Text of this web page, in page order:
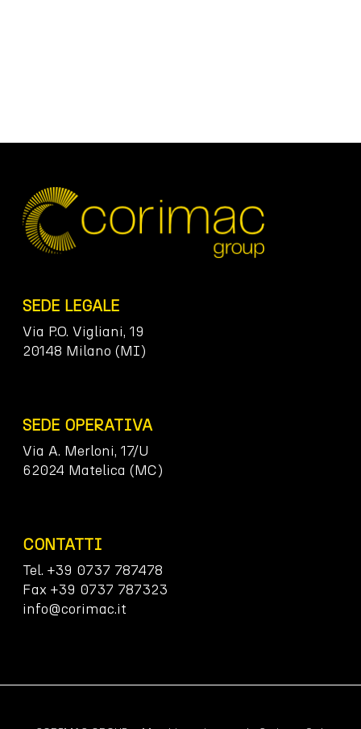
SEDE LEGALE
Via P.O. Vigliani, 19
20148 Milano (MI)
SEDE OPERATIVA
Via A. Merloni, 17/U
62024 Matelica (MC)
CONTATTI
Tel. +39 0737 787478
Fax +39 0737 787323
info@corimac.it